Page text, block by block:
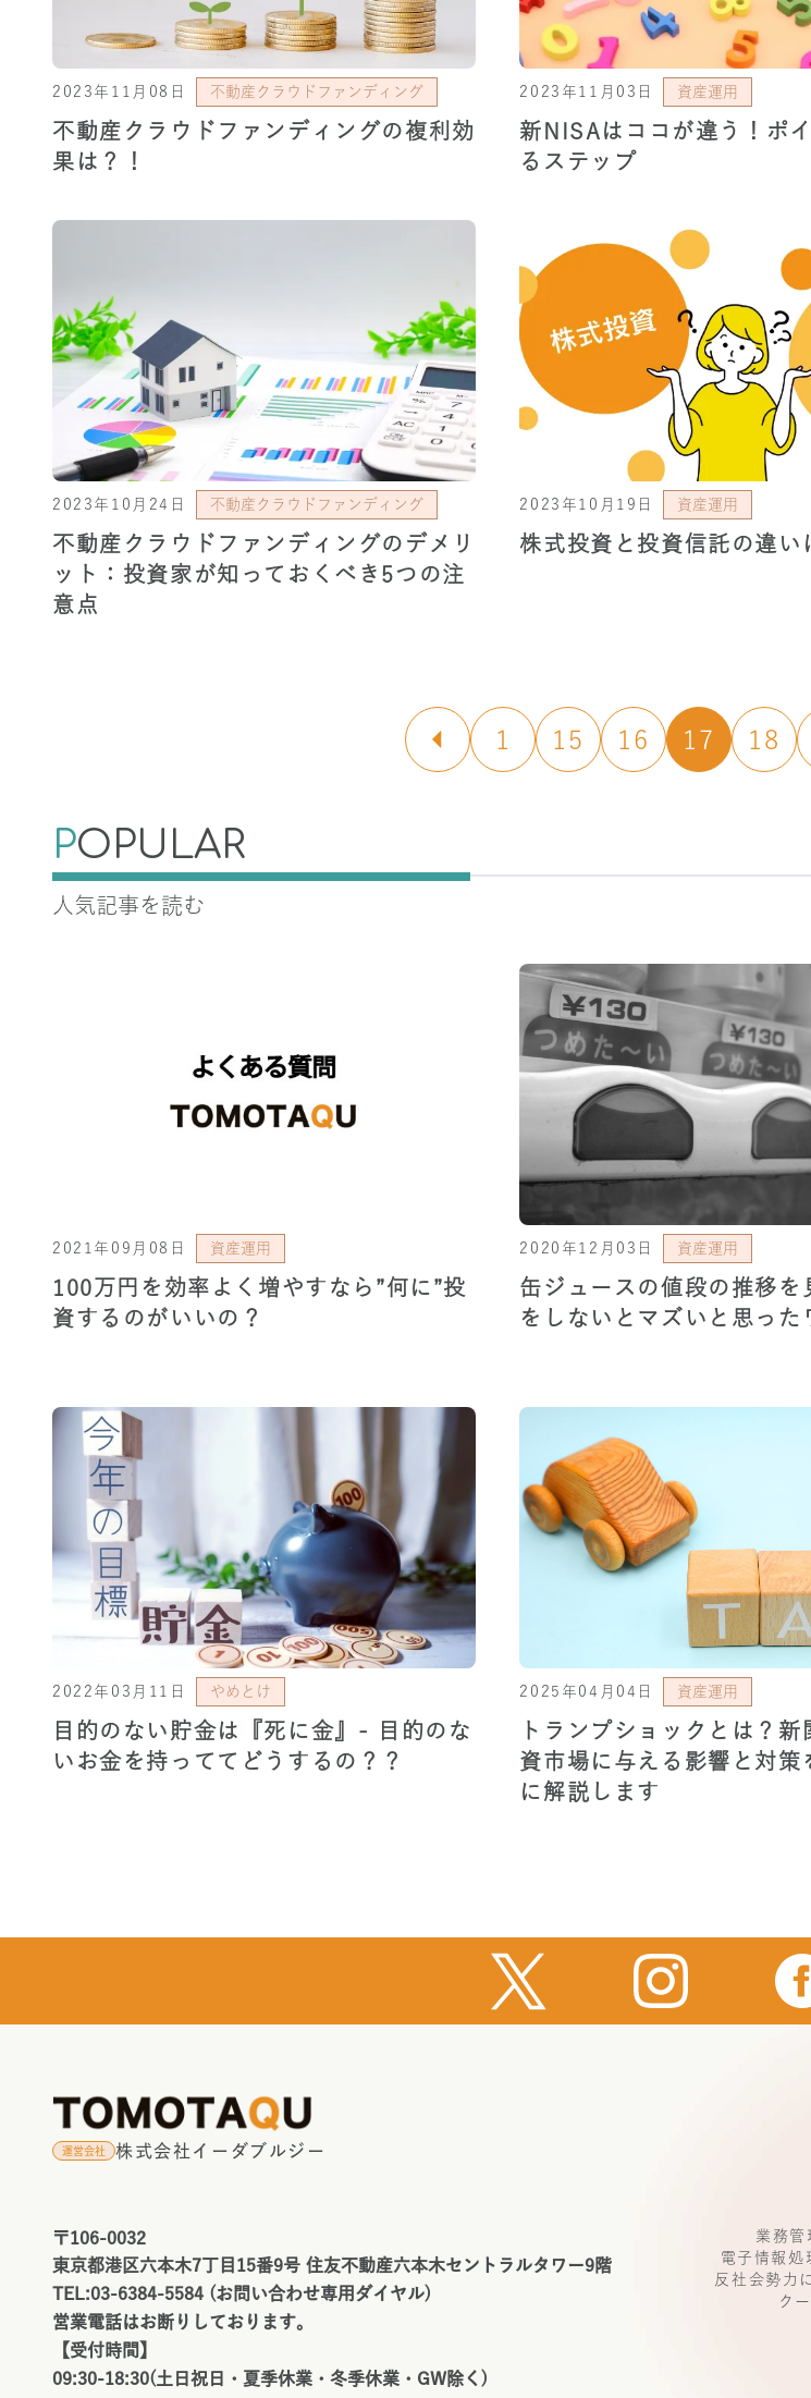
2023年11月08日 不動産クラウドファンディング
不動産クラウドファンディングの複利効
果は？！
2023年11月03日 資産運用
新NISAはココが違う！ポ
るステップ
2023年10月24日 不動産クラウドファンディング
不動産クラウドファンディングのデメリ
ット：投資家が知っておくべき5つの注
意点
2023年10月19日 資産運用
株式投資と投資信託の違い
1 15 16 17 18
POPULAR
人気記事を読む
2021年09月08日 資産運用
100万円を効率よく増やすなら”何に”投
資するのがいいの？
2020年12月03日 資産運用
缶ジュースの値段の推移を
をしないとマズいと思った
2022年03月11日 やめとけ
目的のない貯金は『死に金』- 目的のな
いお金を持っててどうするの？？
2025年04月04日 資産運用
トランプショックとは？新
資市場に与える影響と対策
に解説します
運営会社 株式会社イーダブルジー
〒106-0032
東京都港区六本木7丁目15番9号 住友不動産六本木セントラルタワー9階
TEL:03-6384-5584 (お問い合わせ専用ダイヤル)
営業電話はお断りしております。
【受付時間】
09:30-18:30(土日祝日・夏季休業・冬季休業・GW除く)
業務管
電子情報処
反社会勢力
ク